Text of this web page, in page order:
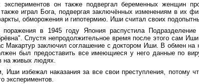
он также подвергал беременных женщин
играл Бога, подвергая заключённых изменениям в их
обморожения и гипотермию. Иши считал своих
поражения в 1945 году Япония распустила
Спустя непродолжительное время после этого сам
Макартур заключил соглашение с доктором Иши. В обмен на
был предоставить все имеющиеся у него данные по
на живых людях.
Иши избежал наказания за все свои преступления, потому
экспериментов.